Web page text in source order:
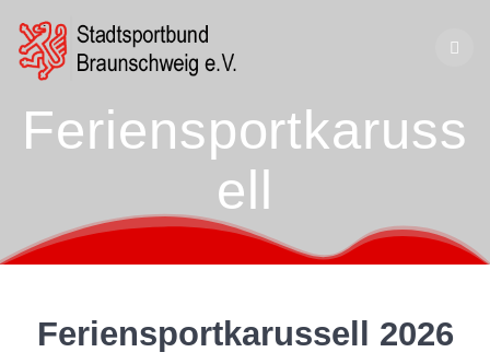
Feriensportkaruss
ell
Feriensportkarussell 2026